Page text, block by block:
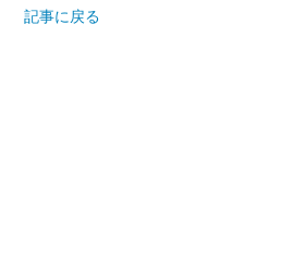
記事に戻る